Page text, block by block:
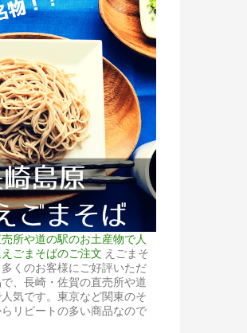
売所や道の駅のお土産物で人
ごまそばのご注文 えごまそ
くのお客様にご好評いただ
、長崎・佐賀の直売所や道
気です。東京など関東のそ
リピートの多い商品なので